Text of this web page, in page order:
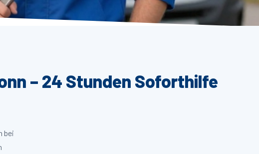
– 24 Stunden Soforthilfe
bei